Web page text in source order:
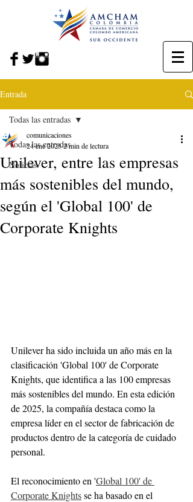
Entrada
Todas las entradas
Noticias
Todas las entradas
Unilever, entre las empresas
más sostenibles del mundo,
según el 'Global 100' de
Corporate Knights
comunicaciones
24 ene 20252 min de lectura
Unilever ha sido incluida un año más en la
clasificación 'Global 100' de Corporate
Knights, que identifica a las 100 empresas
más sostenibles del mundo. En esta edición
de 2025, la compañía destaca como la
empresa líder en el sector de fabricación de
productos dentro de la categoría de cuidado
personal.
El reconocimiento en 'Global 100' de
Corporate Knights se ha basado en el